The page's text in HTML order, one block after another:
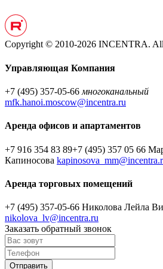
Copyright © 2010-2026 INCENTRA. All
Управляющая Компания
+7 (495) 357-05-66 многоканальный
mfk.hanoi.moscow@incentra.ru
Аренда офисов и апартаментов
+7 916 354 83 89+7 (495) 357 05 66
Капиносова
Аренда торговых помещений
+7 (495) 357-05-66 Николова Лейла
nikolova_lv@incentra.ru
Заказать обратный звонок